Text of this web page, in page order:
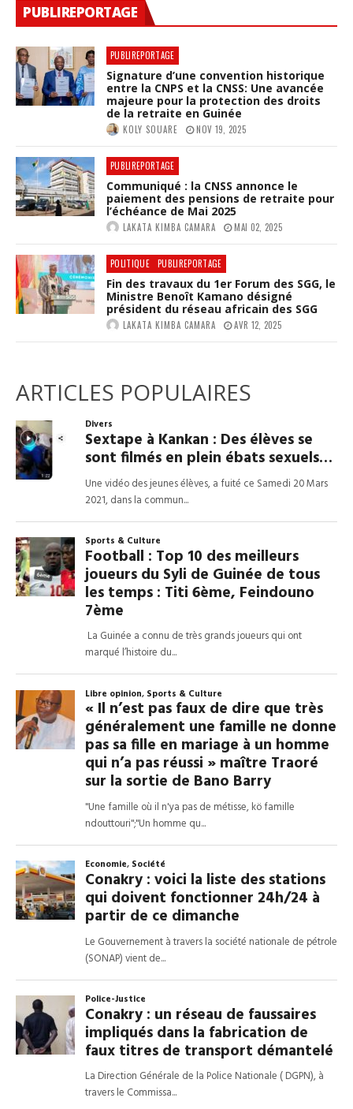
PUBLIREPORTAGE
PUBLIREPORTAGE
Signature d’une convention historique
entre la CNPS et la CNSS: Une avancée
majeure pour la protection des droits
de la retraite en Guinée
KOLY SOUARE NOV 19, 2025
PUBLIREPORTAGE
Communiqué : la CNSS annonce le
paiement des pensions de retraite pour
l’échéance de Mai 2025
LAKATA KIMBA CAMARA MAI 02, 2025
POLITIQUE PUBLIREPORTAGE
Fin des travaux du 1er Forum des SGG, le
Ministre Benoît Kamano désigné
président du réseau africain des SGG
LAKATA KIMBA CAMARA AVR 12, 2025
ARTICLES POPULAIRES